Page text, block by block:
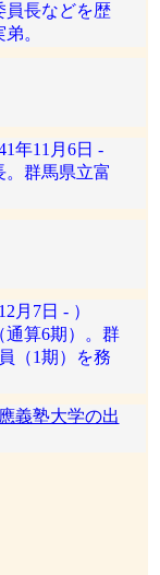
員長などを歴
。
年11月6日 -
。群馬県立富
月7日 - ）
通算6期）。群
（1期）を務
義塾大学の出